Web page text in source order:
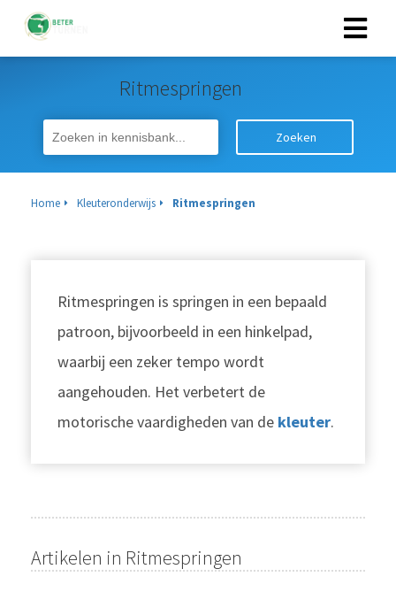
Ritmespringen
Zoeken
Home Kleuteronderwijs Ritmespringen
Ritmespringen is springen in een bepaald
patroon, bijvoorbeeld in een hinkelpad,
waarbij een zeker tempo wordt
aangehouden. Het verbetert de
motorische vaardigheden van de kleuter.
Artikelen in Ritmespringen